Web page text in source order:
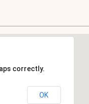
correctly.
OK